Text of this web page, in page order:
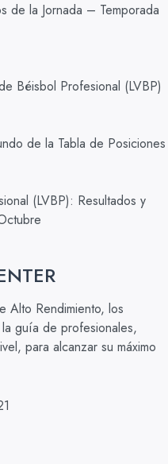
de la Jornada – Temporada
Béisbol Profesional (LVBP)
de la Tabla de Posiciones
(LVBP): Resultados y
Alto Rendimiento, los
guía de profesionales,
para alcanzar su máximo